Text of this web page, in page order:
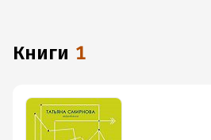
книги 1